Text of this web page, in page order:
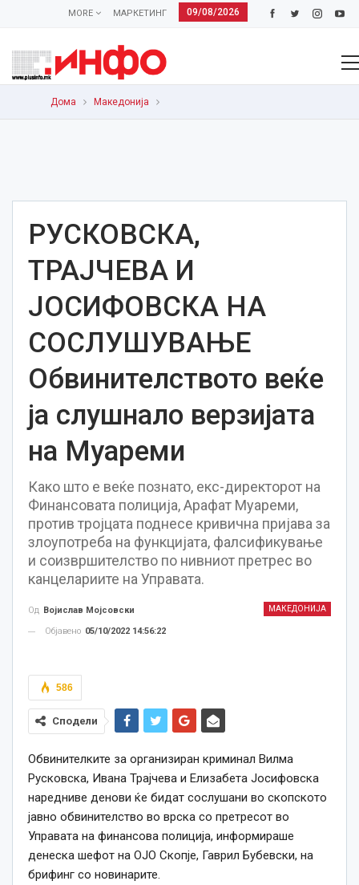
09/08/2026
МАРКЕТИНГ
MORE
Дома Македонија
РУСКОВСКА,
ТРАЈЧЕВА И
ЈОСИФОВСКА НА
СОСЛУШУВАЊЕ
Обвинителството веќе
ја слушнало верзијата
на Муареми
Како што е веќе познато, екс-директорот на
Финансовата полиција, Арафат Муареми,
против тројцата поднесе кривична пријава за
злоупотреба на функцијата, фалсификување
и соизвршителство по нивниот претрес во
канцелариите на Управата.
МАКЕДОНИЈА
Од Војислав Мојсовски
Објавено 05/10/2022 14:56:22
586
Сподели
Обвинителките за организиран криминал Вилма
Русковска, Ивана Трајчева и Елизабета Јосифовска
наредниве денови ќе бидат сослушани во скопското
јавно обвинителство во врска со претресот во
Управата на финансова полиција, информираше
денеска шефот на ОЈО Скопје, Гаврил Бубевски, на
брифинг со новинарите.